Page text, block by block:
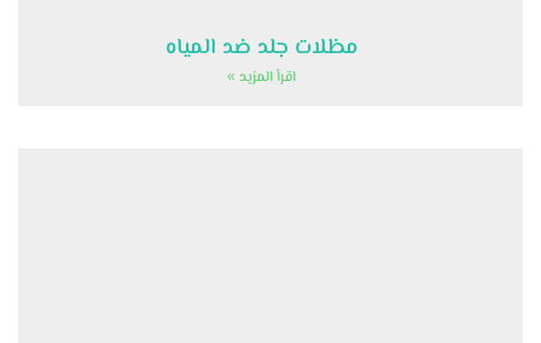
مظلات جلد ضد المياه
اقرأ المزيد »